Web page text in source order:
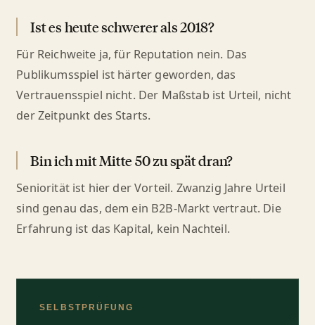
Ist es heute schwerer als 2018?
Für Reichweite ja, für Reputation nein. Das
Publikumsspiel ist härter geworden, das
Vertrauensspiel nicht. Der Maßstab ist Urteil, nicht
der Zeitpunkt des Starts.
Bin ich mit Mitte 50 zu spät dran?
Seniorität ist hier der Vorteil. Zwanzig Jahre Urteil
sind genau das, dem ein B2B-Markt vertraut. Die
Erfahrung ist das Kapital, kein Nachteil.
SELBSTPRÜFUNG